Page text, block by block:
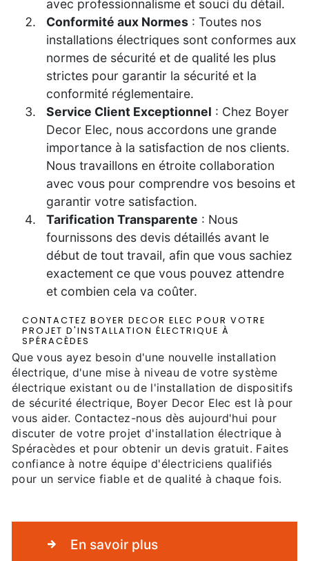
avec professionnalisme et souci du détail.
Conformité aux Normes : Toutes nos
installations électriques sont conformes aux
normes de sécurité et de qualité les plus
strictes pour garantir la sécurité et la
conformité réglementaire.
Service Client Exceptionnel : Chez Boyer
Decor Elec, nous accordons une grande
importance à la satisfaction de nos clients.
Nous travaillons en étroite collaboration
avec vous pour comprendre vos besoins et
garantir votre satisfaction.
Tarification Transparente : Nous
fournissons des devis détaillés avant le
début de tout travail, afin que vous sachiez
exactement ce que vous pouvez attendre
et combien cela va coûter.
CONTACTEZ BOYER DECOR ELEC POUR VOTRE
PROJET D'INSTALLATION ÉLECTRIQUE À
SPÉRACÈDES
Que vous ayez besoin d'une nouvelle installation
électrique, d'une mise à niveau de votre système
électrique existant ou de l'installation de dispositifs
de sécurité électrique, Boyer Decor Elec est là pour
vous aider. Contactez-nous dès aujourd'hui pour
discuter de votre projet d'installation électrique à
Spéracèdes et pour obtenir un devis gratuit. Faites
confiance à notre équipe d'électriciens qualifiés
pour un service fiable et de qualité à chaque fois.
En savoir plus